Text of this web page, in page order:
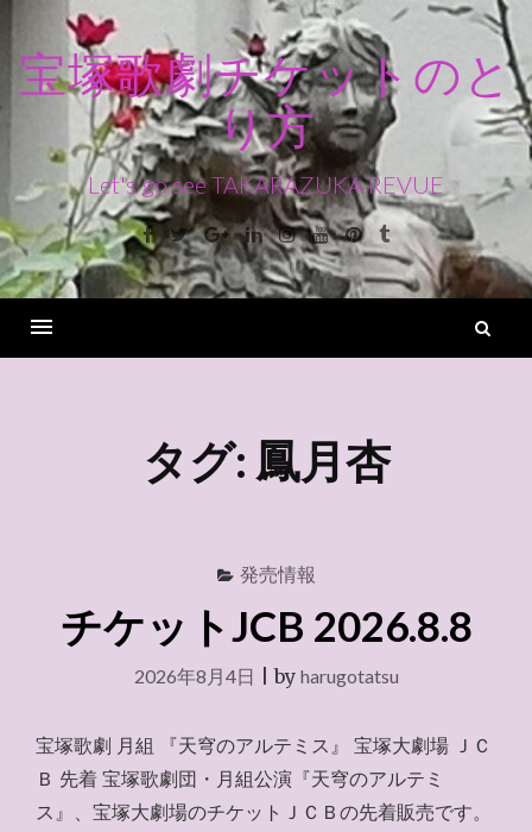
ン
ス
キ
ッ
宝塚歌劇チケットのと
り方
Let's go see TAKARAZUKA REVUE
Facebook
TwitterGoogle+LinkedinInstagram
YoutubePinterest
Tumblr
タグ: 鳳月杏
発売情報
チケットJCB 2026.8.8
2026年8月4日 |by harugotatsu
宝塚歌劇 月組 『天穹のアルテミス』 宝塚大劇場 ＪＣ
Ｂ 先着 宝塚歌劇団・月組公演『天穹のアルテミ
ス』、宝塚大劇場のチケットＪＣＢの先着販売です。